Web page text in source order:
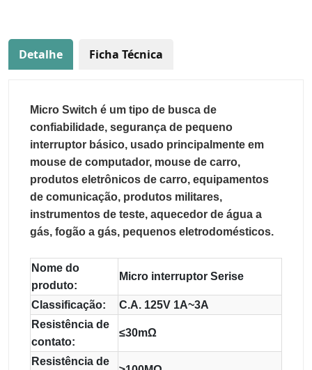
Detalhe Ficha Técnica
Micro Switch é um tipo de busca de
confiabilidade, segurança de pequeno
interruptor básico, usado principalmente em
mouse de computador, mouse de carro,
produtos eletrônicos de carro, equipamentos
de comunicação, produtos militares,
instrumentos de teste, aquecedor de água a
gás, fogão a gás, pequenos eletrodomésticos.
Nome do
produto:
Micro interruptor Serise
Classificação:
C.A. 125V 1A~3A
Resistência de
contato:
≤30mΩ
Resistência de